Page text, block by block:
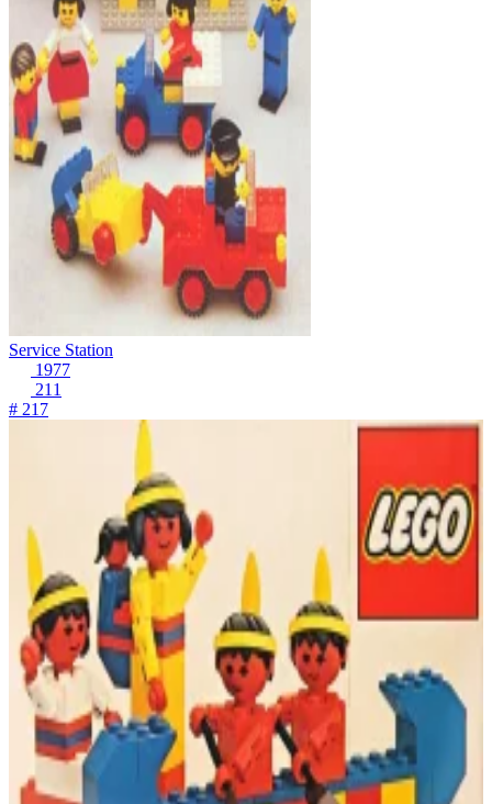
Service Station
1977
211
# 217